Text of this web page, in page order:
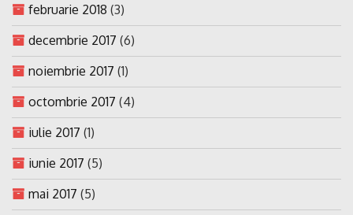
februarie 2018 (3)
decembrie 2017 (6)
noiembrie 2017 (1)
octombrie 2017 (4)
iulie 2017 (1)
iunie 2017 (5)
mai 2017 (5)